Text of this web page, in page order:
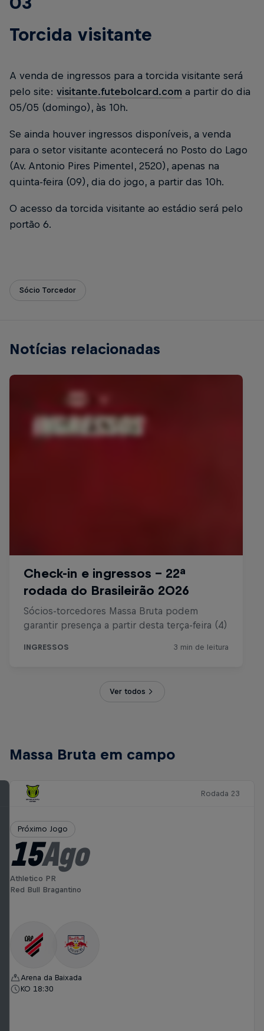
Torcida visitante
A venda de ingressos para a torcida visitante será
pelo site: visitante.futebolcard.com a partir do dia
05/05 (domingo), às 10h.
Se ainda houver ingressos disponíveis, a venda
para o setor visitante acontecerá no Posto do Lago
(Av. Antonio Pires Pimentel, 2520), apenas na
quinta-feira (09), dia do jogo, a partir das 10h.
O acesso da torcida visitante ao estádio será pelo
portão 6.
Sócio Torcedor
Notícias relacionadas
Ver todos
Massa Bruta em campo
Rodada 23
Próximo Jogo
15Ago
Athletico PR
Red Bull Bragantino
Arena da Baixada
KO 18:30